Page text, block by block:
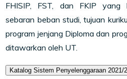
FHISIP, FST, dan FKIP yang
sebaran beban studi, tujuan
program jenjang Diploma dan
ditawarkan oleh UT.
Katalog Sistem Penyelenggaraan 2021/